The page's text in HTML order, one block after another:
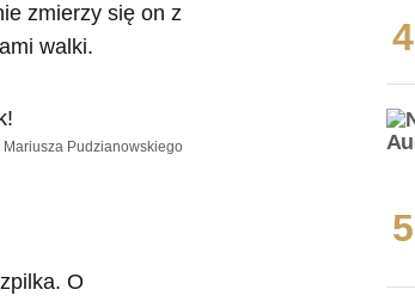
zmierzy się on z
walki.
Mariusza Pudzianowskiego
O